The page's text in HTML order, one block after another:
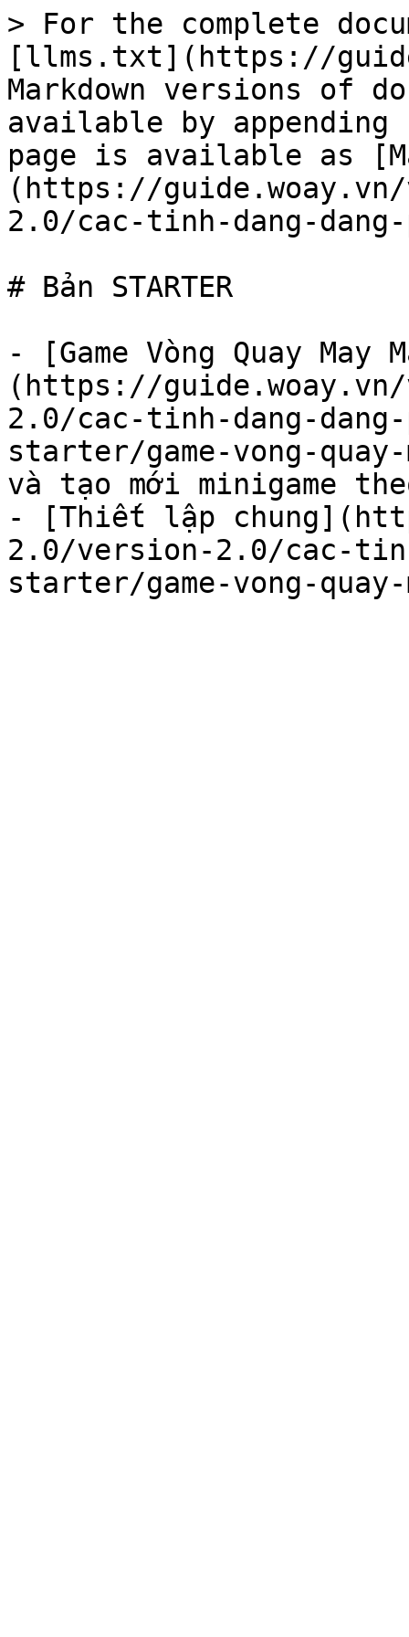
> For the complete
[llms.txt](https://
Markdown versions of
available by
page is available as
(https://
2.0/cac-tinh-dang-
# Bản STARTER
- [Game Vòng Quay May
(https://
2.0/cac-tinh-dang-
starter/game-vong-
và tạo mới minigame
- [Thiết lập
2.0/version-2.0/cac-